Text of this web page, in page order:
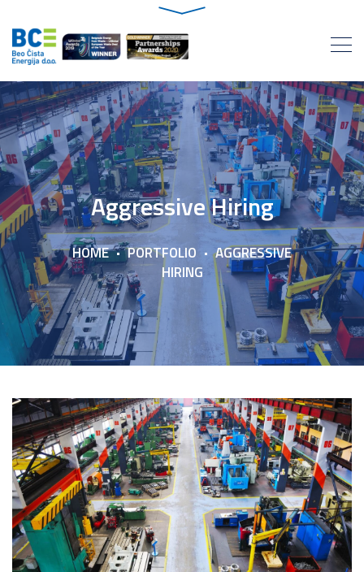
Aggressive Hiring
HOME PORTFOLIO
AGGRESSIVE
HIRING